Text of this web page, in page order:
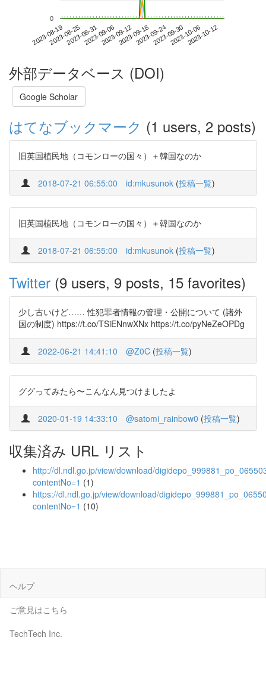
2023-08-192023-08-252023-08-312023-09-062023-09-122023-09-182023-09-242023-09-302023-10-062023-10-12
0
外部データベース (DOI)
Google Scholar
はてなブックマーク (1 users, 2 posts)
旧英国植民地（コモンローの国々）＋韓国なのか
2018-07-21 06:55:00 id:mkusunok (投稿一覧)
旧英国植民地（コモンローの国々）＋韓国なのか
2018-07-21 06:55:00 id:mkusunok (投稿一覧)
Twitter (9 users, 9 posts, 15 favorites)
少し古いけど…… 性犯罪者情報の管理・公開について (諸外
国の制度) https://t.co/TSiENnwXNx https://t.co/pyNeZeOPDg
2022-06-21 14:41:10 @Z0C (投稿一覧)
ググってみたら〜こんなん見つけましたよ
2020-01-19 14:33:10 @satomi_rainbow0 (投稿一覧)
収集済み URL リスト
http://dl.ndl.go.jp/view/download/
contentNo=1 (1)
https://dl.ndl.go.jp/view/download/
contentNo=1 (10)
ヘルプ
ご意見はこちら
TechTech Inc.